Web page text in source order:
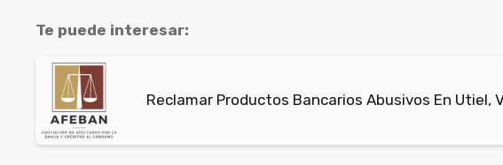
Te puede interesar:
Reclamar Productos Bancarios Abusivos En Utiel,